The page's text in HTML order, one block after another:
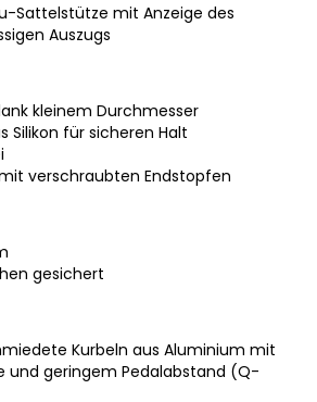
Sattelstütze mit Anzeige des
Auszugs
kleinem Durchmesser
Silikon für sicheren Halt
verschraubten Endstopfen
gesichert
Kurbeln aus Aluminium mit
und geringem Pedalabstand (Q-